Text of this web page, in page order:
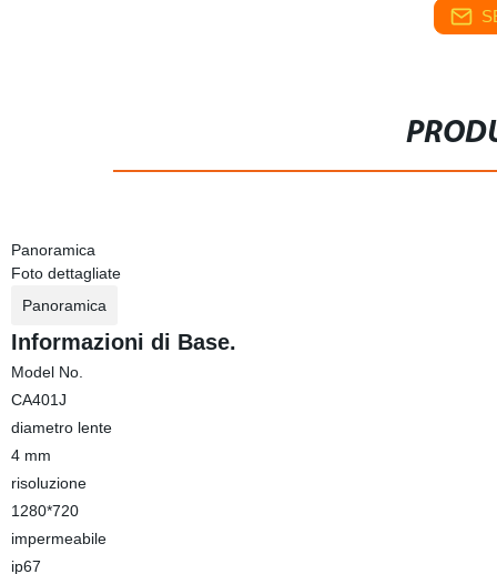
Panoramica
Foto dettagliate
Panoramica
Informazioni di Base.
Model No.
CA401J
diametro lente
4 mm
risoluzione
1280*720
impermeabile
ip67